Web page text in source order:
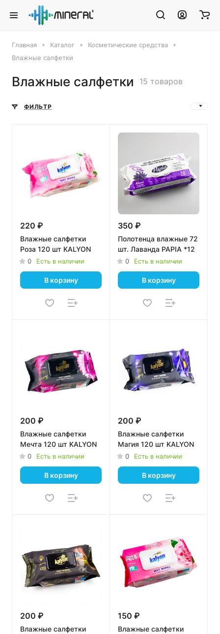
Главная Каталог
Косметические средства
Влажные салфетки
Влажные салфетки 15 товаров
ФИЛЬТР
220 ₽
Влажные салфетки
Роза 120 шт KALYON
0 Есть в наличии
В корзину
350 ₽
Полотенца влажные 72
шт. Лаванда PAPIA *12
0 Есть в наличии
В корзину
200 ₽
Влажные салфетки
Мечта 120 шт KALYON
0 Есть в наличии
В корзину
200 ₽
Влажные салфетки
Магия 120 шт KALYON
0 Есть в наличии
В корзину
200 ₽
Влажные салфетки
150 ₽
Влажные салфетки